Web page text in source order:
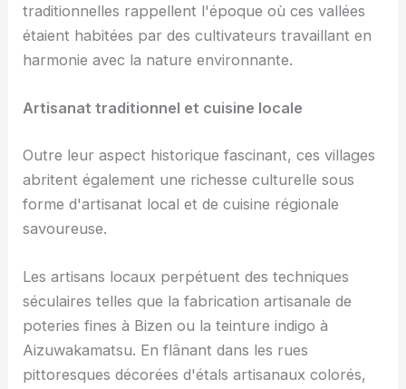
traditionnelles rappellent l'époque où ces vallées
étaient habitées par des cultivateurs travaillant en
harmonie avec la nature environnante.
Artisanat traditionnel et cuisine locale
Outre leur aspect historique fascinant, ces villages
abritent également une richesse culturelle sous
forme d'artisanat local et de cuisine régionale
savoureuse.
Les artisans locaux perpétuent des techniques
séculaires telles que la fabrication artisanale de
poteries fines à Bizen ou la teinture indigo à
Aizuwakamatsu. En flânant dans les rues
pittoresques décorées d'étals artisanaux colorés,